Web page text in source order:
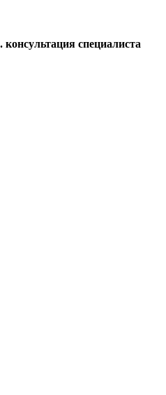
специалиста